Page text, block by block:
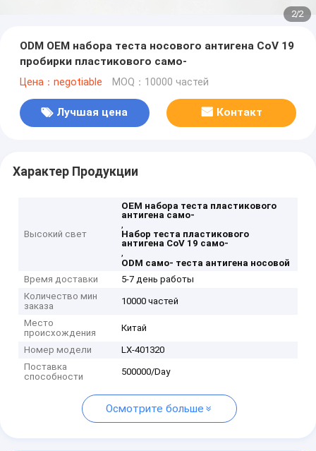
2/2
ODM OEM набора теста носового антигена CoV 19
пробирки пластикового само-
Цена：negotiable MOQ：10000 частей
Лучшая цена Контакт
Характер Продукции
Высокий свет
OEM набора теста пластикового
антигена само-
,
Набор теста пластикового
антигена CoV 19 само-
,
ODM само- теста антигена носовой
Время доставки
5-7 день работы
Количество мин
заказа
10000 частей
Место
происхождения
Китай
Номер модели
LX-401320
Поставка
способности
500000/Day
Осмотрите больше